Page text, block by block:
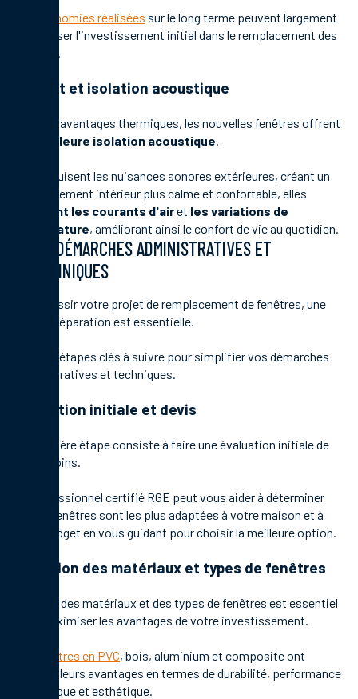
économies réalisées sur le long terme peuvent largement
compenser l'investissement initial dans le remplacement des
fenêtres.
Confort et isolation acoustique
Avec les avantages thermiques, les nouvelles fenêtres offrent
meilleure isolation acoustique.
Elles réduisent les nuisances sonores extérieures, créant un
environnement intérieur plus calme et confortable, elles
éliminent les courants d'airet les variations de
température, améliorant ainsi le confort de vie au quotidien.
LES DÉMARCHES ADMINISTRATIVES ET
TECHNIQUES
Pour réussir votre projet de remplacement de fenêtres, une
bonne préparation est essentielle.
Voici les étapes clés à suivre pour simplifier vos démarches
administratives et techniques.
Évaluation initiale et devis
La première étape consiste à faire une évaluation initiale de
vos besoins.
Un professionnel certifié RGE peut vous aider à déterminer
quelles fenêtres sont les plus adaptées à votre maison et à
votre budget en vous guidant pour choisir la meilleure option.
Sélection des matériaux et types de fenêtres
Le choix des matériaux et des types de fenêtres est essentiel
pour maximiser les avantages de votre investissement.
fenêtres en PVC, bois, aluminium et composite ont
chacune leurs avantages en termes de durabilité, performance
énergétique et esthétique.